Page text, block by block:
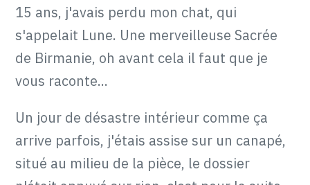
15 ans, j'avais perdu mon chat, qui
s'appelait Lune. Une merveilleuse Sacrée
de Birmanie, oh avant cela il faut que je
vous raconte...
Un jour de désastre intérieur comme ça
arrive parfois, j'étais assise sur un canapé,
situé au milieu de la pièce, le dossier